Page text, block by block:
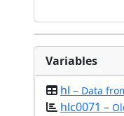
Variables
hl – Data
hlc0071 –